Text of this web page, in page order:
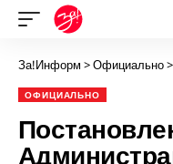
За!Информ >Официально>
ОФИЦИАЛЬНО